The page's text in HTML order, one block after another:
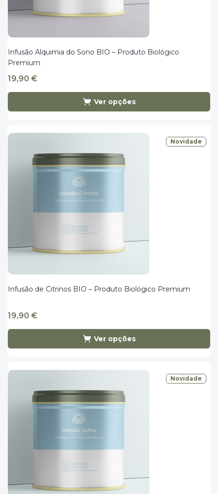
Infusão Alquimia do Sono BIO – Produto Biológico
Premium
19,90 €
Ver opções
Novidade
Infusão de Citrinos BIO – Produto Biológico Premium
19,90 €
Ver opções
Novidade